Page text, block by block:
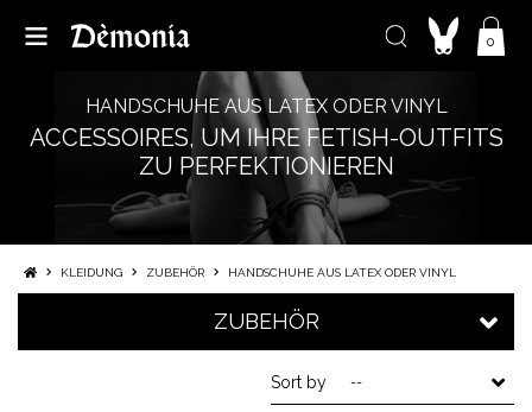
0
HANDSCHUHE AUS LATEX ODER VINYL
ACCESSOIRES, UM IHRE FETISH-OUTFITS
ZU PERFEKTIONIEREN
KLEIDUNG ZUBEHÖR HANDSCHUHE AUS LATEX ODER VINYL
ZUBEHÖR
Sort by --